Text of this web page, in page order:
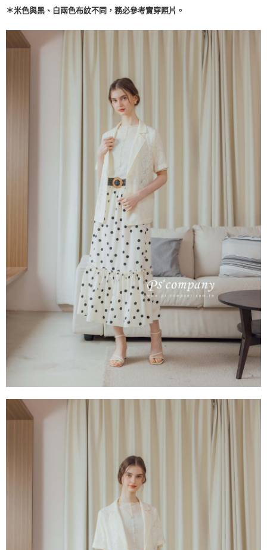
※ 交易是否成功請以「AFTEE先享後付 」之結帳頁面顯示為準，若有關於
客戶支援中心」https://netprotections.freshdesk.com/support/home
１．透過由恩沛科技股份有限公司提供之「AFTEE先享後付」服務完成之交
權轉讓予恩沛科技股份有限公司。
２．關於個人資料處理事宜，請瀏覽以下網址：
３．未成年的使用者請事先徵得法定代理人或監護人之同意方可使用
「AFTEE先享後付」，若未經同意申辦者引起之損失，本公司不負相關責
４．使用「AFTEE先享後付」時，將依據個別帳號之用戶狀況，依本公司即
時審查核予不同之上限額度；若仍有額度不足之情形，本公司將視審查結果
５．嚴禁一人註冊多個帳號或使用他人資訊註冊。若發現惡意使用之情形，
恩沛科技股份有限公司將有權停止該用戶之使用額度並採取法律行動。
每筆NT$65，滿NT$2,000(含以上)免運費
每筆NT$100，滿NT$2,000(含以上)免運費
＊米色與黑、白兩色布紋不同，務必參考實穿照片。